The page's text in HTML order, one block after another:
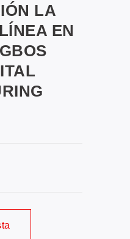
LA
EN